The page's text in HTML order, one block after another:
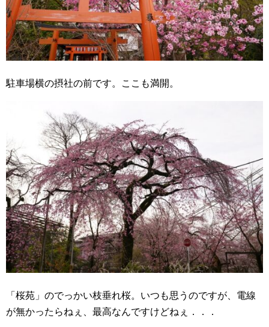
駐車場横の摂社の前です。ここも満開。
「桜苑」のでっかい枝垂れ桜。いつも思うのですが、電線
が無かったらねぇ、最高なんですけどねぇ．．．